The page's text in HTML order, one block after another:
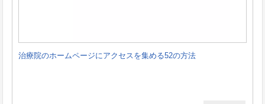
治療院のホームページにアクセスを集める52の方法